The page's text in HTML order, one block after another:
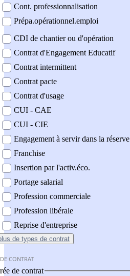
Cont. professionnalisation
Prépa.opérationnel.emploi
CDI de chantier ou d'opération
Contrat d'Engagement Educatif
Contrat intermittent
Contrat pacte
Contrat d'usage
CUI - CAE
CUI - CIE
Engagement à servir dans la réserve
Franchise
Insertion par l'activ.éco.
Portage salarial
Profession commerciale
Profession libérale
Reprise d'entreprise
de types de contrat
CONTRAT
de contrat